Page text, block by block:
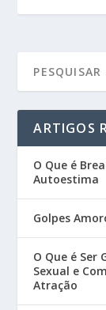
ARTIGOS
O Que é
Autoestima
Golpes
O Que é Ser
Sexual e
Atração